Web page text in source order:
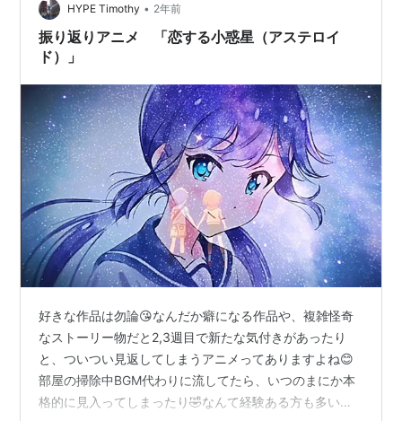
HYPE Timothy • 2年前
振り返りアニメ 「恋する小惑星（アステロイ
ド）」
好きな作品は勿論😘なんだか癖になる作品や、複雑怪奇
なストーリー物だと2,3週目で新たな気付きがあったり
と、ついつい見返してしまうアニメってありますよね😊
部屋の掃除中BGM代わりに流してたら、いつのまにか本
格的に見入ってしまったり🤣なんて経験ある方も多いの